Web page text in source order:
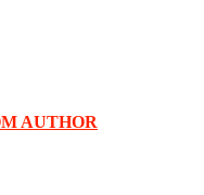
AUTHOR